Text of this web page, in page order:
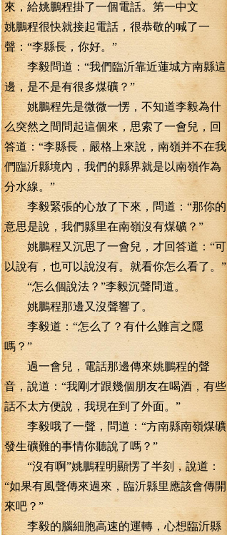
來，給姚鵬程掛了一個電話。第一中文
姚鵬程很快就接起電話，很恭敬的喊了一
聲：“李縣長，你好。”
李毅問道：“我們臨沂靠近蓮城方南縣這
邊，是不是有很多煤礦？”
姚鵬程先是微微一愣，不知道李毅為什
么突然之間問起這個來，思索了一會兒，回
答道：“李縣長，嚴格上來說，南嶺并不在我
們臨沂縣境內，我們的縣界就是以南嶺作為
分水線。”
李毅緊張的心放了下來，問道：“那你的
意思是說，我們縣里在南嶺沒有煤礦？”
姚鵬程又沉思了一會兒，才回答道：“可
以說有，也可以說沒有。就看你怎么看了。”
“怎么個說法？”李毅沉聲問道。
姚鵬程那邊又沒聲響了。
李毅道：“怎么了？有什么難言之隱
嗎？”
過一會兒，電話那邊傳來姚鵬程的聲
音，說道：“我剛才跟幾個朋友在喝酒，有些
話不太方便說，我現在到了外面。”
李毅哦了一聲，問道：“方南縣南嶺煤礦
發生礦難的事情你聽說了嗎？”
“沒有啊”姚鵬程明顯愣了半刻，說道：
“如果有風聲傳來過來，臨沂縣里應該會傳開
來吧？”
李毅的腦細胞高速的運轉，心想臨沂縣